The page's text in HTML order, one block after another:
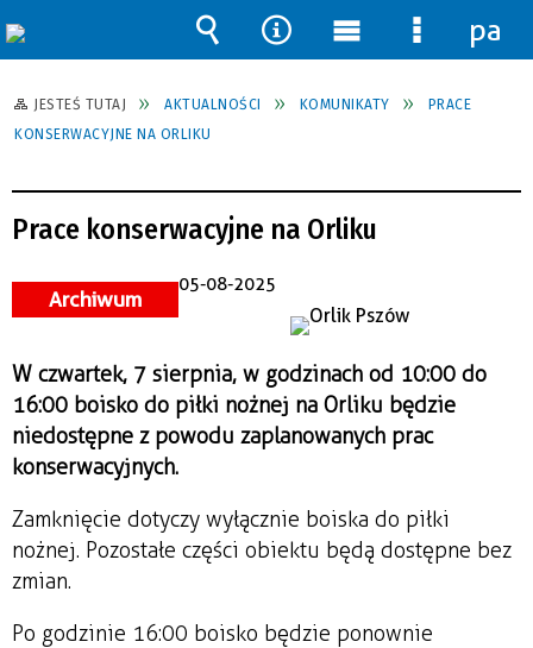
JESTEŚ TUTAJ AKTUALNOŚCI KOMUNIKATY
PRACE
KONSERWACYJNE NA ORLIKU
Prace konserwacyjne na Orliku
Archiwum
05-08-2025
W czwartek, 7 sierpnia, w godzinach od 10:00 do
16:00 boisko do piłki nożnej na Orliku będzie
niedostępne z powodu zaplanowanych prac
konserwacyjnych.
Zamknięcie dotyczy wyłącznie boiska do piłki
nożnej. Pozostałe części obiektu będą dostępne bez
zmian.
Po godzinie 16:00 boisko będzie ponownie
Wyszukiwarka
Narzędzia
Menu
główne
Menu